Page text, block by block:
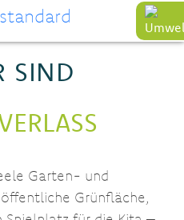
SIND
Garten- und
Grünfläche,